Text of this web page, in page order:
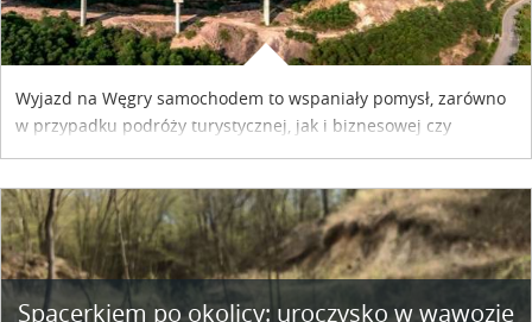
Wyjazd na Węgry samochodem to wspaniały pomysł, zarówno
w przypadku podróży turystycznej, jak i biznesowej czy
służbowej. Pamiętać tylko trzeba o wykupieniu winiety, co
współpracy reklamowej z Hungary Vignette.
Spacerkiem po okolicy: uroczysko w wąwozie